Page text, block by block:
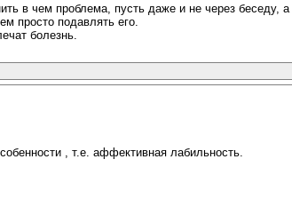
в чем проблема, пусть даже и не через беседу, а
просто подавлять его.
болезнь.
, т.е. аффективная лабильность.